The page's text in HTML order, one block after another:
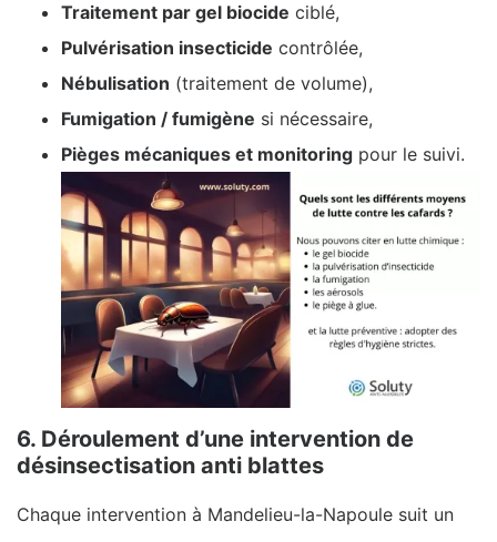
Traitement par gel biocide ciblé,
Pulvérisation insecticide contrôlée,
Nébulisation (traitement de volume),
Fumigation / fumigène si nécessaire,
Pièges mécaniques et monitoring pour le suivi.
6. Déroulement d’une intervention de
désinsectisation anti blattes
Chaque intervention à Mandelieu-la-Napoule suit un